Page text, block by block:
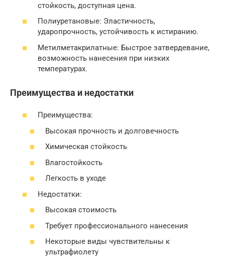
стойкость, доступная цена.
Полиуретановые: Эластичность,
ударопрочность, устойчивость к истиранию.
Метилметакрилатные: Быстрое затвердевание,
возможность нанесения при низких
температурах.
Преимущества и недостатки
Преимущества:
Высокая прочность и долговечность
Химическая стойкость
Влагостойкость
Легкость в уходе
Недостатки:
Высокая стоимость
Требует профессионального нанесения
Некоторые виды чувствительны к
ультрафиолету